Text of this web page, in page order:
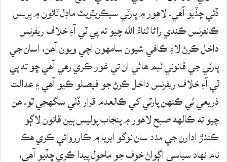
ڏئي ڇڏيو آهي. لاهور ۾ پارٽي سيڪريٽريٽ ماڊل ٽائون ۾ پريس
ڪانفرنس ڪندي راڻا ثناءُ الله چيو ته پي ٽي آءِ خلاف ريفرنس
داخل ڪرڻ لاءِ ڪافي شيون سامهون اچي ويون آهن، اسان جي
پارٽي جي قانوني ٽيم هاڻي ان تي غور ڪري رهي آهي ڇو ته پي
ٽي آءِ خلاف ريفرنس داخل ڪرڻ جو فيصلو ڪيو آهي ۽ عدالت
ذريعي ئي ڪنهن پارٽي کي ڪالعدم قرار ڏئي سگهجي ٿو. هن
چيو ته ڪالهه صبح لاهور ۾ پنجاب پوليس ٻين قانون لاڳو
ڪندڙ ادارن جي مدد سان نوگو ايريا ۾ ڪارروائي ڪري هڪ
نام نهاد سياسي اڳواڻ خوف جو ماحول پيدا ڪري ڇڏيو آهي،